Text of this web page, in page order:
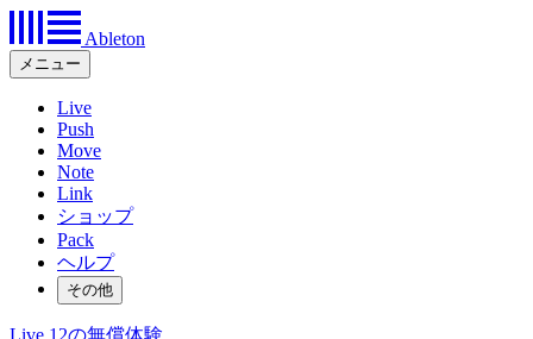
Ableton
メニュー
Live
Push
Move
Note
Link
ショップ
Pack
ヘルプ
その他
Live 12の無償体験